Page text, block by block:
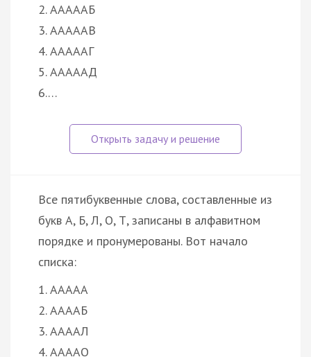
2. АААААБ
3. АААААВ
4. АААААГ
5. АААААД
6.…
Все пятибуквенные слова, составленные из
букв А, Б, Л, О, Т, записаны в алфавитном
порядке и пронумерованы. Вот начало
списка:
1. ААААА
2. ААААБ
3. ААААЛ
4. ААААО